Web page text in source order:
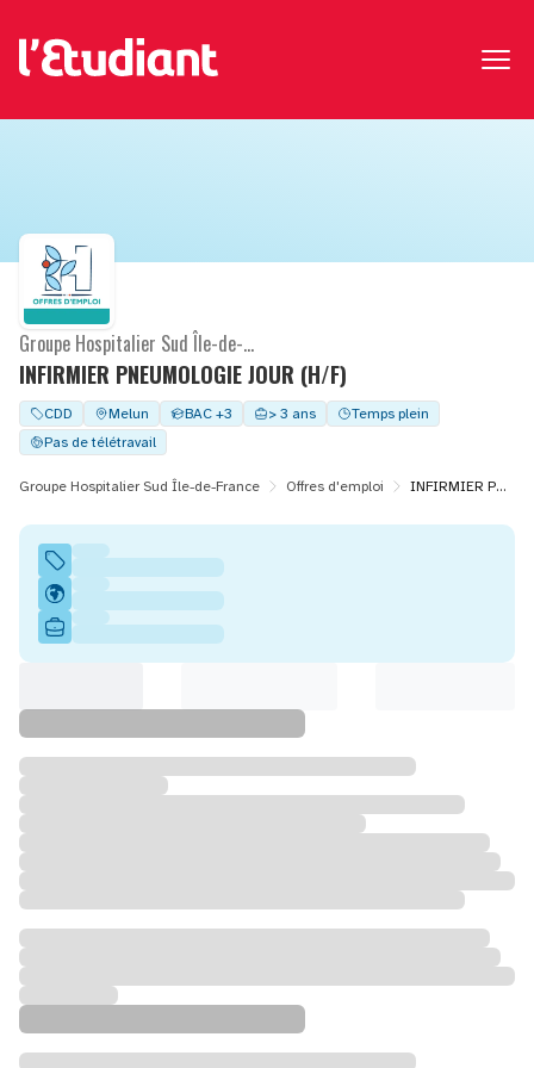
INFIRMIER PNEUMOLOGIE JOUR (H/F)
Groupe Hospitalier Sud Île-de-France
CDD Melun BAC +3 > 3 ans
Temps plein
Pas de télétravail
Groupe Hospitalier Sud Île-de-France Offres d'emploi INFIRMIER PNEUMOLOGIE JOUR (H/F)